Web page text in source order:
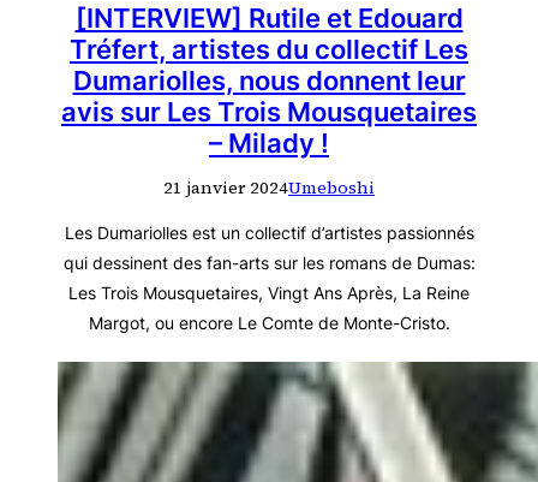
[INTERVIEW] Rutile et Edouard
Tréfert, artistes du collectif Les
Dumariolles, nous donnent leur
avis sur Les Trois Mousquetaires
– Milady !
21 janvier 2024Umeboshi
Les Dumariolles est un collectif d’artistes passionnés
qui dessinent des fan-arts sur les romans de Dumas:
Les Trois Mousquetaires, Vingt Ans Après, La Reine
Margot, ou encore Le Comte de Monte-Cristo.